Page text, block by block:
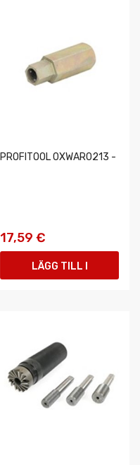
PROFITOOL 0XWAR0213 -
17,59 €
LÄGG TILL I